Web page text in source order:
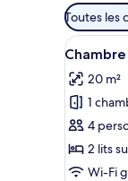
Filtres
pour
les
chambres
Toutes les
Afficher
toutes
les
photos
pour
ce
type
10
20 m²
1
4
2 lits
Wi-Fi